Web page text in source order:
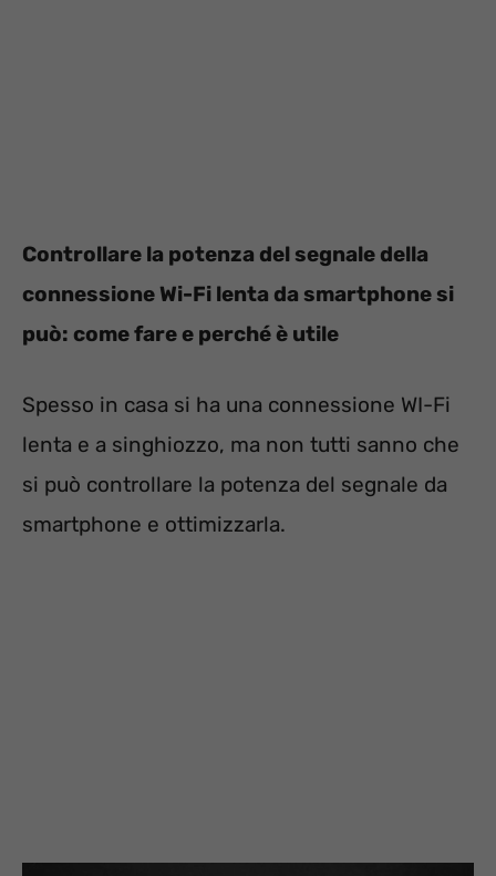
Controllare la potenza del segnale della
connessione Wi-Fi lenta da smartphone si
può: come fare e perché è utile
Spesso in casa si ha una connessione WI-Fi
lenta e a singhiozzo, ma non tutti sanno che
si può controllare la potenza del segnale da
smartphone e ottimizzarla.